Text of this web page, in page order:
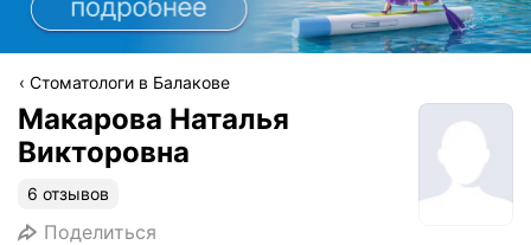
Стоматологи в Балакове
Макарова Наталья
Викторовна
6 отзывов
Поделиться